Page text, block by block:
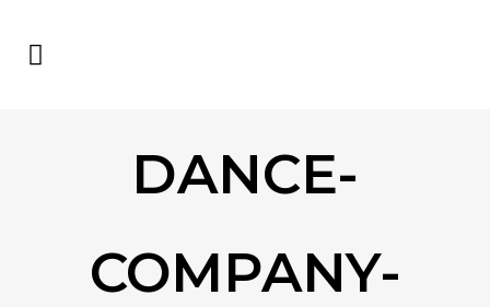
DANCE-
COMPANY-